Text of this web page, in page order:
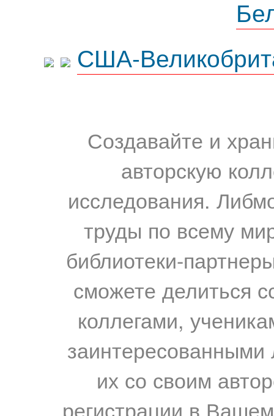
США-
Создавайте и
авторскую
исследования.
труды по всему
библиотеки-
сможете делиться
коллегами,
их со своим
регистрации в